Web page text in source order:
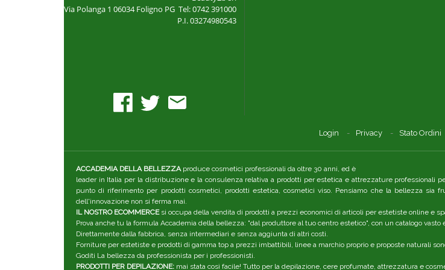
Via Polanga 1 06034 Foligno PG Tel: 0742 391000
P.I. 03274980543
Login Privacy Stato Ordini
ACCADEMIA DELLA BELLEZZAproduce cosmetici professionali da oltre 30 anni, ed è
leader in Italia per la distribuzione e la consulenza relativa a prodotti per estetica e attrezzature
punto di riferimento per prodotti cosmetici, prodotti estetica, cosmetici viso. Pensiamo che la bellezza sia
dell'innovazione non si ferma mai.
IL NOSTRO ECOMMERCEsi occupa della vendita di prodotti a prezzi economici di articoli per estetiste online e
Prova anche tu la formula Accademia della bellezza: "dal produttore al tuo centro estetico", con un catalogo
Direttamente dalla fabbrica, senza intermediari e senza aggiunta di altri costi.
Forniture per estetiste e prodotti di gamma top a prezzi imbattibili, linee a marchio proprio e proposte naturali
Goditi La bellezza da professionista per i professionisti.
PRODOTTI PER DEPILAZIONE: mai stata così facile! Tutto per la depilazione, cere profumate, attrezzatura e